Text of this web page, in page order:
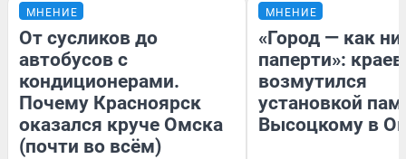
МНЕНИЕ
От сусликов до
автобусов с
кондиционерами.
Почему Красноярск
оказался круче Омска
(почти во всём)
МНЕНИЕ
«Город — как
паперти»:
возмутился
установкой
Высоцкому в